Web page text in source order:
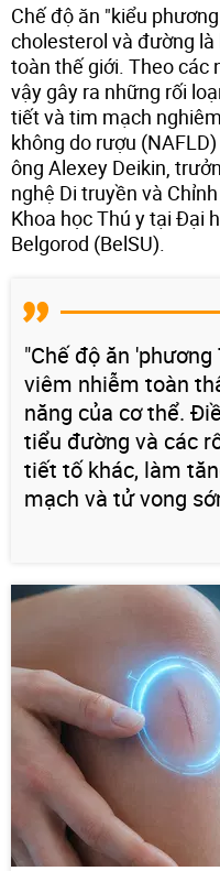
Chế độ ăn "kiểu
cholesterol và đường
toàn thế giới. Theo các
vậy gây ra những rối
tiết và tim mạch
không do rượu
ông Alexey Deikin,
nghệ Di truyền và
Khoa học Thú y tại Đại
Belgorod (BelSU).
"Chế độ ăn
viêm nhiễm toàn
năng của cơ thể.
tiểu đường và các
tiết tố khác, làm
mạch và tử vong